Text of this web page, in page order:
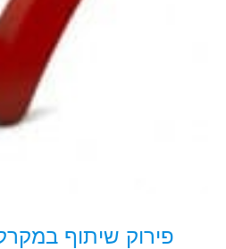
פירוק שיתוף